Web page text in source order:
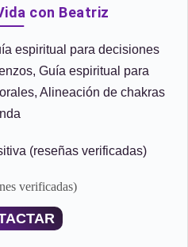
con Beatriz
espiritual para decisiones
Guía espiritual para
Alineación de chakras
(reseñas verificadas)
verificadas)